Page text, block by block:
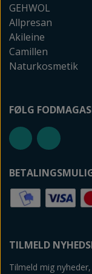
GEHWOL
Allpresan
Akileine
Camillen
Naturkosmetik
FØLG
TILMELD
Tilmeld mig